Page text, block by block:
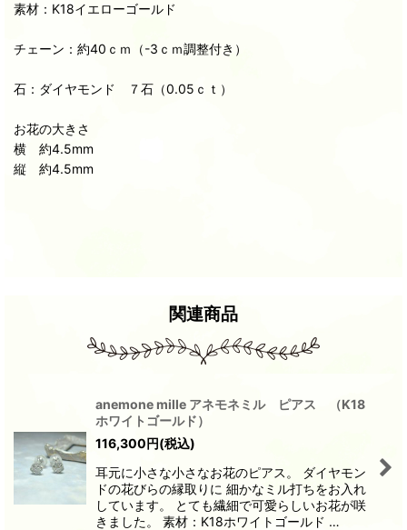
素材：K18イエローゴールド
チェーン：約40ｃｍ（-3ｃｍ調整付き）
石：ダイヤモンド ７石（0.05ｃｔ）
お花の大きさ
横 約4.5mm
縦 約4.5mm
関連商品
anemone mille アネモネミル ピアス （K18
ホワイトゴールド）
116,300円(税込)
耳元に小さな小さなお花のピアス。 ダイヤモン
ドの花びらの縁取りに 細かなミル打ちをお入れ
しています。 とても繊細で可愛らしいお花が咲
きました。 素材：K18ホワイトゴールド …